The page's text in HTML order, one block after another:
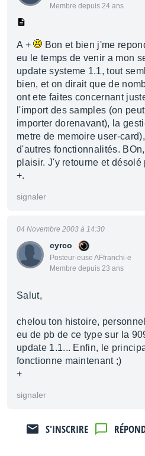
Membre depuis 24 ans
A +
Bon et bien j'me
eu le temps de venir a mon
update systeme 1.1, tout
bien, et on dirait que de
ont ete faites concernant
l'import des samples (on
importer dorenavant), la
metre de memoire user-
d'autres fonctionnalités.
plaisir. J'y retourne et désolé
+.
signaler
cyrco
Posteur·euse AFfranchi·e
Membre depuis 23 ans
04 Novembre 2003 à 14:30
Salut,
chelou ton histoire,
eu de pb de ce type sur la
update 1.1... Enfin, le
fonctionne maintenant ;)
+
signaler
S'INSCRIRE